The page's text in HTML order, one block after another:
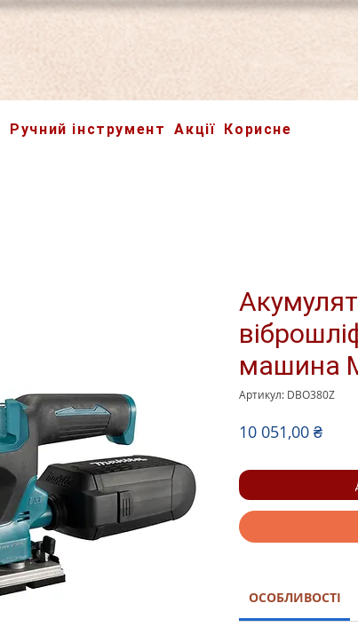
Ручний інструмент Акції Корисне
машина
Артикул: DBO380Z
10 051,00 ₴Ціна
ОСОБЛИВОСТІ